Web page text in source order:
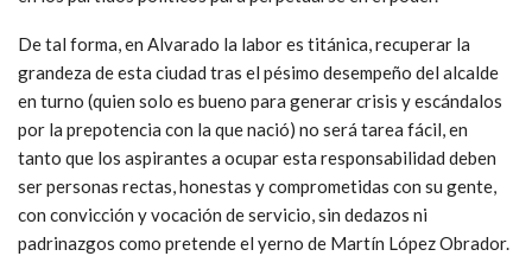
De tal forma, en Alvarado la labor es titánica, recuperar la
grandeza de esta ciudad tras el pésimo desempeño del alcalde
en turno (quien solo es bueno para generar crisis y escándalos
por la prepotencia con la que nació) no será tarea fácil, en
tanto que los aspirantes a ocupar esta responsabilidad deben
ser personas rectas, honestas y comprometidas con su gente,
con convicción y vocación de servicio, sin dedazos ni
padrinazgos como pretende el yerno de Martín López Obrador.